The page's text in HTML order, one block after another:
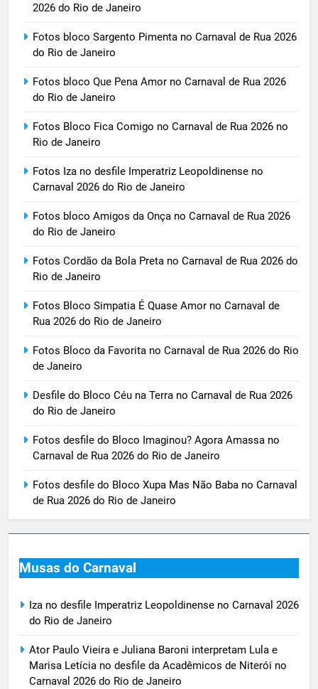
2026 do Rio de Janeiro
Fotos bloco Sargento Pimenta no Carnaval de Rua 2026
do Rio de Janeiro
Fotos bloco Que Pena Amor no Carnaval de Rua 2026
do Rio de Janeiro
Fotos Bloco Fica Comigo no Carnaval de Rua 2026 no
Rio de Janeiro
Fotos Iza no desfile Imperatriz Leopoldinense no
Carnaval 2026 do Rio de Janeiro
Fotos bloco Amigos da Onça no Carnaval de Rua 2026
do Rio de Janeiro
Fotos Cordão da Bola Preta no Carnaval de Rua 2026 do
Rio de Janeiro
Fotos Bloco Simpatia É Quase Amor no Carnaval de
Rua 2026 do Rio de Janeiro
Fotos Bloco da Favorita no Carnaval de Rua 2026 do Rio
de Janeiro
Desfile do Bloco Céu na Terra no Carnaval de Rua 2026
do Rio de Janeiro
Fotos desfile do Bloco Imaginou? Agora Amassa no
Carnaval de Rua 2026 do Rio de Janeiro
Fotos desfile do Bloco Xupa Mas Não Baba no Carnaval
de Rua 2026 do Rio de Janeiro
Musas do Carnaval
Iza no desfile Imperatriz Leopoldinense no Carnaval 2026
do Rio de Janeiro
Ator Paulo Vieira e Juliana Baroni interpretam Lula e
Marisa Letícia no desfile da Acadêmicos de Niterói no
Carnaval 2026 do Rio de Janeiro